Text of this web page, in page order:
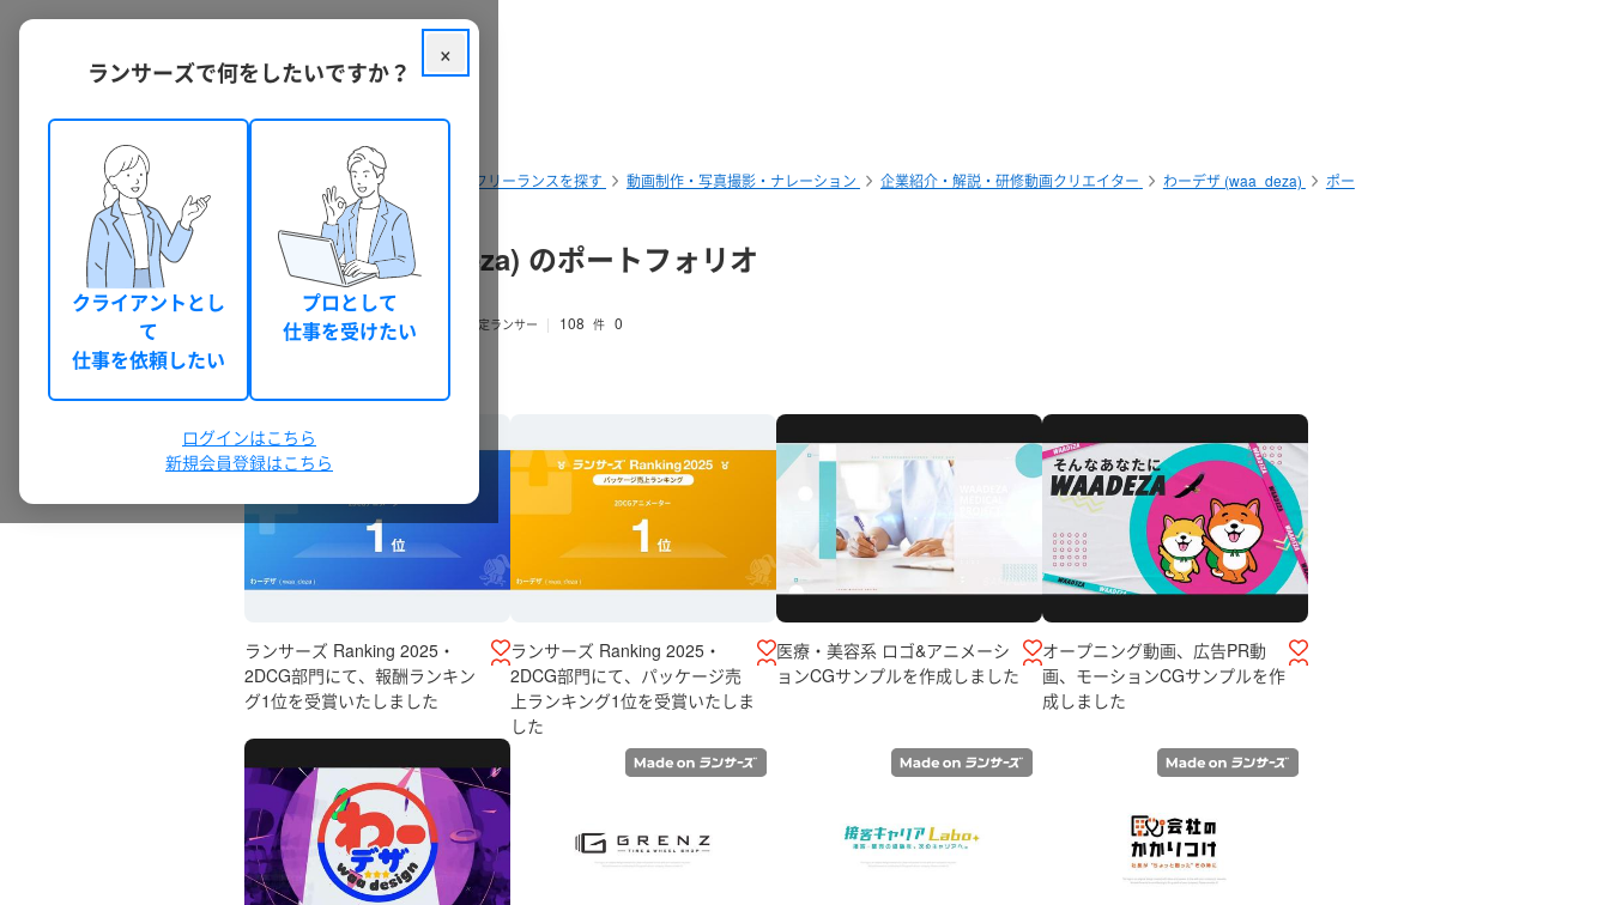
クラウドソーシング ランサーズ フリーランスを探す 動画制作・写真撮影・ナレーション 企業紹介・解説・研修動画クリエイター わーデザ (waa_deza)
ポー
わーデザ (waa_deza) のポートフォリオ
わーデザ(waa_deza) 認定ランサー 108 件 0
ランサーズ Ranking 2025・
2DCG部門にて、報酬ランキン
グ1位を受賞いたしました
ランサーズ Ranking 2025・
2DCG部門にて、パッケージ売
上ランキング1位を受賞いたしま
した
医療・美容系 ロゴ&アニメーシ
ョンCGサンプルを作成しました
オープニング動画、広告PR動
画、モーションCGサンプルを作
成しました
×
ランサーズで何をしたいですか？
クライアントとし
て
仕事を依頼したい
プロとして
仕事を受けたい
ログインはこちら
新規会員登録はこちら